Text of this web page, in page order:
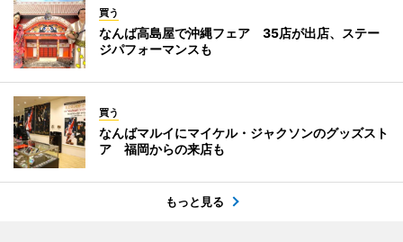
買う
なんば高島屋で沖縄フェア 35店が出店、ステー
ジパフォーマンスも
買う
なんばマルイにマイケル・ジャクソンのグッズスト
ア 福岡からの来店も
もっと見る